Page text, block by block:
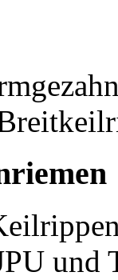
und